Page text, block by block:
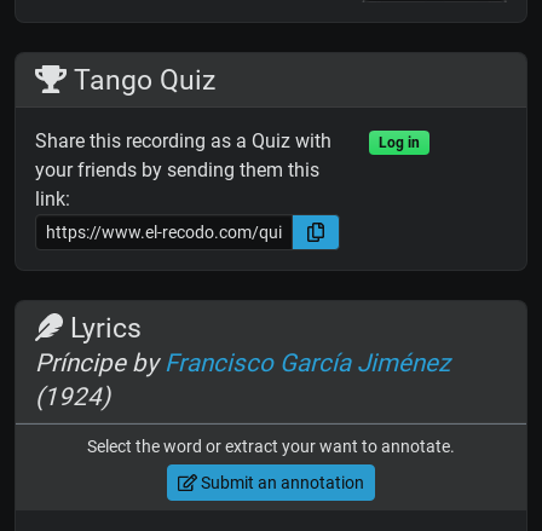
Tango Quiz
Share this recording as a Quiz with
your friends by sending them this
link:
Log in
Lyrics
Príncipe byFrancisco García Jiménez
(1924)
Select the word or extract your want to annotate.
Submit an annotation